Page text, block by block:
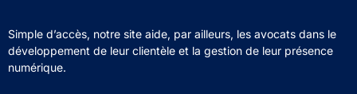
Simple d’accès, notre site aide, par ailleurs, les avocats dans le
développement de leur clientèle et la gestion de leur présence
numérique.